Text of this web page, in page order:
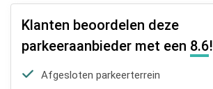
Klanten beoordelen deze
parkeeraanbieder met een 8.6!
Afgesloten parkeerterrein